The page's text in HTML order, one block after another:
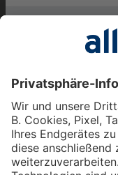
Das